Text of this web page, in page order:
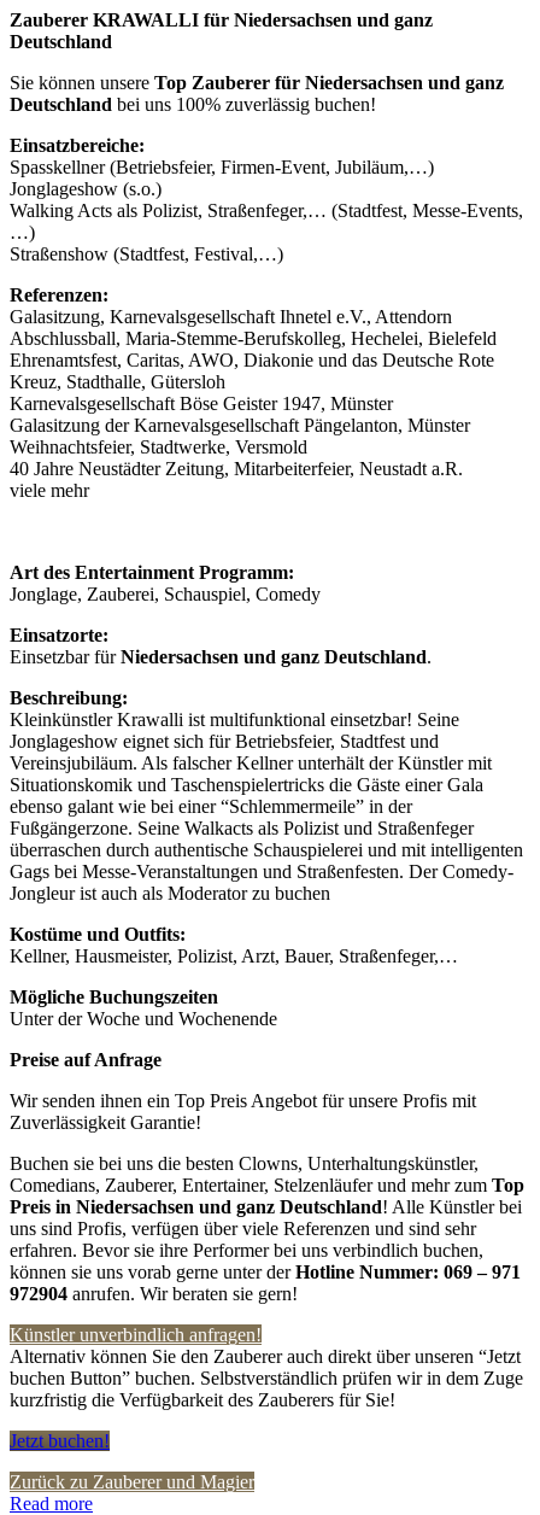
Zauberer KRAWALLI für Niedersachsen und ganz
Deutschland
Sie können unsere Top Zauberer für Niedersachsen und ganz
Deutschland bei uns 100% zuverlässig buchen!
Einsatzbereiche:
Spasskellner (Betriebsfeier, Firmen-Event, Jubiläum,…)
Jonglageshow (s.o.)
Walking Acts als Polizist, Straßenfeger,… (Stadtfest, Messe-Events,
…)
Straßenshow (Stadtfest, Festival,…)
Referenzen:
Galasitzung, Karnevalsgesellschaft Ihnetel e.V., Attendorn
Abschlussball, Maria-Stemme-Berufskolleg, Hechelei, Bielefeld
Ehrenamtsfest, Caritas, AWO, Diakonie und das Deutsche Rote
Kreuz, Stadthalle, Gütersloh
Karnevalsgesellschaft Böse Geister 1947, Münster
Galasitzung der Karnevalsgesellschaft Pängelanton, Münster
Weihnachtsfeier, Stadtwerke, Versmold
40 Jahre Neustädter Zeitung, Mitarbeiterfeier, Neustadt a.R.
viele mehr
Art des Entertainment Programm:
Jonglage, Zauberei, Schauspiel, Comedy
Einsatzorte:
Einsetzbar fürNiedersachsen und ganz Deutschland.
Beschreibung:
Kleinkünstler Krawalli ist multifunktional einsetzbar! Seine
Jonglageshow eignet sich für Betriebsfeier, Stadtfest und
Vereinsjubiläum. Als falscher Kellner unterhält der Künstler mit
Situationskomik und Taschenspielertricks die Gäste einer Gala
ebenso galant wie bei einer “Schlemmermeile” in der
Fußgängerzone. Seine Walkacts als Polizist und Straßenfeger
überraschen durch authentische Schauspielerei und mit intelligenten
Gags bei Messe-Veranstaltungen und Straßenfesten. Der Comedy-
Jongleur ist auch als Moderator zu buchen
Kostüme und Outfits:
Kellner, Hausmeister, Polizist, Arzt, Bauer, Straßenfeger,…
Mögliche Buchungszeiten
Unter der Woche und Wochenende
Preise auf Anfrage
Wir senden ihnen ein Top Preis Angebot für unsere Profis mit
Zuverlässigkeit Garantie!
Buchen sie bei uns die besten Clowns, Unterhaltungskünstler,
Comedians, Zauberer, Entertainer, Stelzenläufer und mehr zum Top
Preis in Niedersachsen und ganz Deutschland! Alle Künstler bei
uns sind Profis, verfügen über viele Referenzen und sind sehr
erfahren. Bevor sie ihre Performer bei uns verbindlich buchen,
können sie uns vorab gerne unter derHotline Nummer: 069 – 971
972904 anrufen. Wir beraten sie gern!
Künstler unverbindlich anfragen!
Alternativ können Sie den Zauberer auch direkt über unseren “Jetzt
buchen Button” buchen. Selbstverständlich prüfen wir in dem Zuge
kurzfristig die Verfügbarkeit des Zauberers für Sie!
Jetzt buchen!
Zurück zu Zauberer und Magier
Read more